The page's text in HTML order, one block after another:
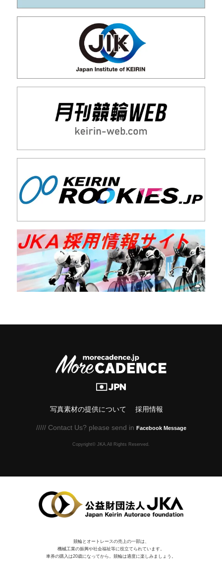
写真素材の提供について 採用情報
///// Contact Us? please send in Facebook Message
Copyright© JKA.All Rights Reserved.
競輪とオートレースの売上の一部は、
機械⼯業の振興や社会福祉等に役⽴てられています。
車券の購入は20歳になってから。競輪は適度に楽しみましょう。